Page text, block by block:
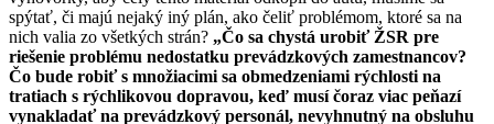
spýtať, či majú nejaký iný plán, ako čeliť problémom, ktoré sa na
nich valia zo všetkých strán? „Čo sa chystá urobiť ŽSR pre
riešenie problému nedostatku prevádzkových zamestnancov?
Čo bude robiť s množiacimi sa obmedzeniami rýchlosti na
tratiach s rýchlikovou dopravou, keď musí čoraz viac peňazí
vynakladať na prevádzkový personál, nevyhnutný na obsluhu